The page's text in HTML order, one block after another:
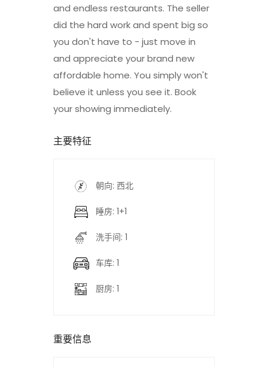
and endless restaurants. The seller
did the hard work and spent big so
you don't have to - just move in
and appreciate your brand new
affordable home. You simply won't
believe it unless you see it. Book
your showing immediately.
主要特征
朝向: 西北
睡房: 1+1
洗手间: 1
车库: 1
厨房: 1
重要信息